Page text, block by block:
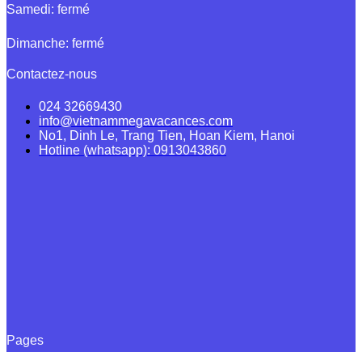
Samedi: fermé
Dimanche: fermé
Contactez-nous
024 32669430
info@vietnammegavacances.com
No1, Dinh Le, Trang Tien, Hoan Kiem, Hanoi
Hotline (whatsapp): 0913043860
Pages